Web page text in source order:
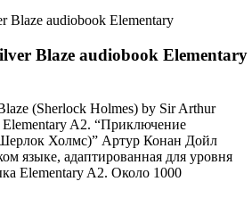
Blaze audiobook Elementary
(Sherlock Holmes) by Sir Arthur
A2. “Приключение
Холмс)” Артур Конан Дойл
языке, адаптированная для уровня
Elementary A2. Около 1000